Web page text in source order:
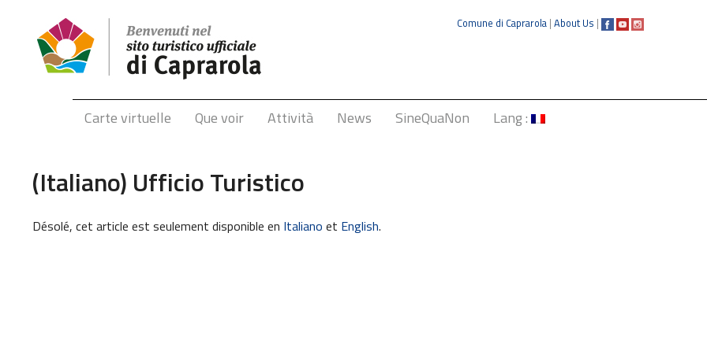
Comune di Caprarola |About Us |
Carte virtuelle Que voir Attività News SineQuaNon
Lang :
(Italiano) Ufficio Turistico
Désolé, cet article est seulement disponible en Italiano et English.